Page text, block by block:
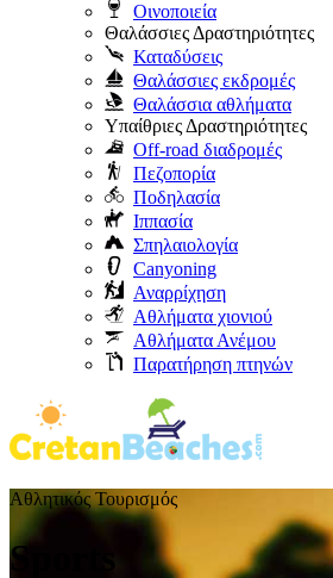
Οινοποιεία
Θαλάσσιες Δραστηριότητες
Καταδύσεις
Θαλάσσιες εκδρομές
Θαλάσσια αθλήματα
Υπαίθριες Δραστηριότητες
Off-road διαδρομές
Πεζοπορία
Ποδηλασία
Ιππασία
Σπηλαιολογία
Canyoning
Αναρρίχηση
Αθλήματα χιονιού
Αθλήματα Ανέμου
Παρατήρηση πτηνών
Αθλητικός Τουρισμός
Sports